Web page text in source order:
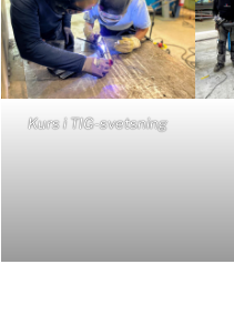
Kurs i TIG-svetsning